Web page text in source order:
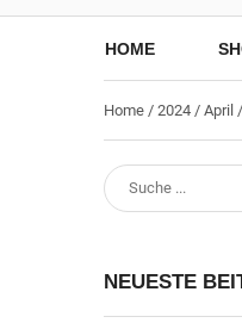
HOME
Home / 2024 / April /
NEUESTE